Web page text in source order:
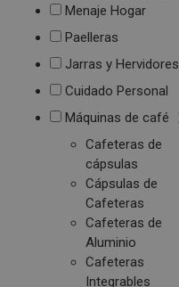
Menaje Hogar
Paelleras
Jarras y Hervidores
Cuidado Personal
Máquinas de café
Cafeteras de
cápsulas
Cápsulas de
Cafeteras
Cafeteras de
Aluminio
Cafeteras
Integrables